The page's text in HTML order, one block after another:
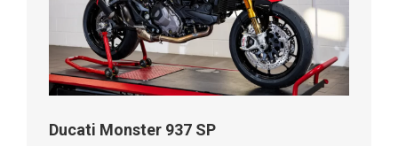
Ducati Monster 937 SP